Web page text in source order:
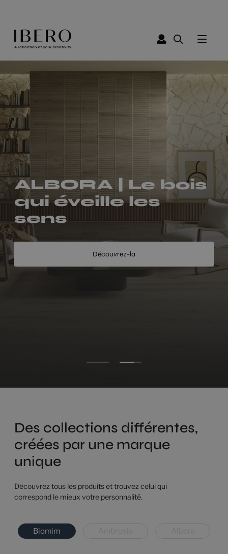
Stand vidéo
Cersaie 2023
ALBORA | Le bois
qui éveille les
sens
Découvrez-la
Des collections différentes,
créées par une marque
unique
Découvrez tous les produits et trouvez celui qui
correspond le mieux votre personnalité.
Biomim